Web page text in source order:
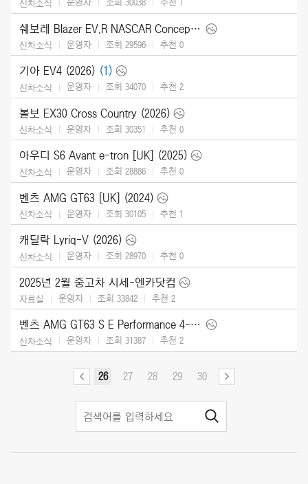
신차소식
쉐보레 Blazer EV.R NASCAR Concept (2025)
신차소식 운영자 조회 29596 추천 0
기아 EV4 (2026) (1)
신차소식 운영자 조회 34070 추천 2
볼보 EX30 Cross Country (2026)
신차소식 운영자 조회 30351 추천 0
아우디 S6 Avant e-tron [UK] (2025)
신차소식 운영자 조회 28886 추천 0
벤츠 AMG GT63 [UK] (2024)
신차소식 운영자 조회 30105 추천 1
캐딜락 Lyriq-V (2026)
신차소식 운영자 조회 28970 추천 0
2025년 2월 중고차 시세-엔카닷컴
자료실 운영자 조회 33842 추천 2
벤츠 AMG GT63 S E Performance 4-Door (2025)
신차소식 운영자 조회 31387 추천 2
26 27 28 29 30